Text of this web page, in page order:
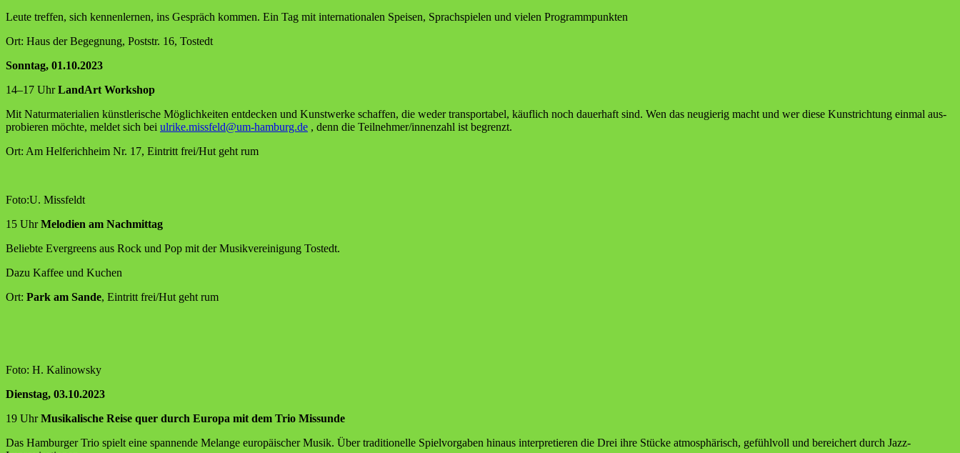
Leu­te tref­fen, sich ken­nen­ler­nen, ins Gespräch kom­men. Ein Tag mit inter­na­tio­na­len Spei­sen, Sprach­spie­len und vie­len Programmpunkten
Ort: Haus der Begeg­nung, Post­str. 16, Tostedt
Sonn­tag, 01.10.2023
14–17 UhrLand­Art Workshop
Mit Natur­ma­te­ria­li­en künst­le­ri­sche Mög­lich­kei­ten ent­de­cken und Kunst­wer­ke schaf­fen, die weder trans­por­ta­bel, käuf­lich noch dau­er­haft sind. Wen das neu­gie­rig macht und wer die­se Kunst­rich­tung ein­mal aus­
pro­bie­ren möch­te, mel­det sich bei ulrike.missfeld@um-hamburg.de , denn die Teilnehmer/innenzahl ist begrenzt.
Ort: Am Hel­fe­rich­heim Nr. 17, Ein­tritt frei/Hut geht rum
Foto:U. Miss­feldt
15 UhrMelo­dien am Nachmittag
Belieb­te Ever­greens aus Rock und Pop mit der Musik­ver­ei­ni­gung Tostedt.
Dazu Kaf­fee und Kuchen
Ort: Park am San­de, Ein­tritt frei/Hut geht rum
Foto: H. Kalinowsky
Diens­tag, 03.10.2023
19 UhrMusi­ka­li­sche Rei­se quer durch Euro­pa mit dem Trio Missunde
Das Ham­bur­ger Trio spielt eine span­nen­de Melan­ge euro­päi­scher Musik. Über tra­di­tio­nel­le Spiel­vor­ga­ben hin­aus inter­pre­tie­ren die Drei ihre Stü­cke atmo­sphä­risch, gefühl­voll und berei­chert durch Jazz-